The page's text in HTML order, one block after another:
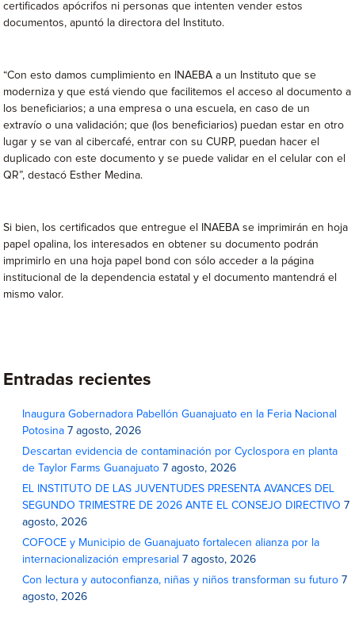
certificados apócrifos ni personas que intenten vender estos
documentos, apuntó la directora del Instituto.
“Con esto damos cumplimiento en INAEBA a un Instituto que se
moderniza y que está viendo que facilitemos el acceso al documento a
los beneficiarios; a una empresa o una escuela, en caso de un
extravío o una validación; que (los beneficiarios) puedan estar en otro
lugar y se van al cibercafé, entrar con su CURP, puedan hacer el
duplicado con este documento y se puede validar en el celular con el
QR”, destacó Esther Medina.
Si bien, los certificados que entregue el INAEBA se imprimirán en hoja
papel opalina, los interesados en obtener su documento podrán
imprimirlo en una hoja papel bond con sólo acceder a la página
institucional de la dependencia estatal y el documento mantendrá el
mismo valor.
Entradas recientes
Inaugura Gobernadora Pabellón Guanajuato en la Feria Nacional
Potosina 7 agosto, 2026
Descartan evidencia de contaminación por Cyclospora en planta
de Taylor Farms Guanajuato 7 agosto, 2026
EL INSTITUTO DE LAS JUVENTUDES PRESENTA AVANCES DEL
SEGUNDO TRIMESTRE DE 2026 ANTE EL CONSEJO DIRECTIVO 7
agosto, 2026
COFOCE y Municipio de Guanajuato fortalecen alianza por la
internacionalización empresarial 7 agosto, 2026
Con lectura y autoconfianza, niñas y niños transforman su futuro 7
agosto, 2026